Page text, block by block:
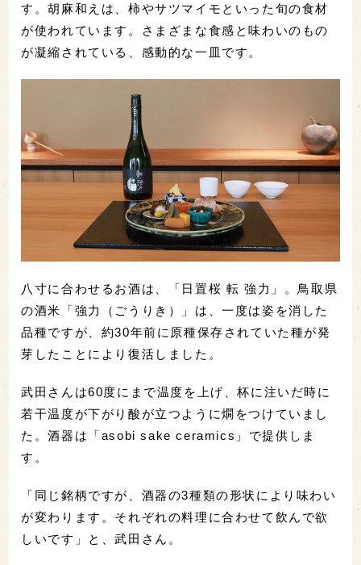
す。胡麻和えは、柿やサツマイモといった旬の食材
が使われています。さまざまな食感と味わいのもの
が凝縮されている、感動的な一皿です。
八寸に合わせるお酒は、「日置桜 転 強力」。鳥取県
の酒米「強力（ごうりき）」は、一度は姿を消した
品種ですが、約30年前に原種保存されていた種が発
芽したことにより復活しました。
武田さんは60度にまで温度を上げ、杯に注いだ時に
若干温度が下がり酸が立つように燗をつけていまし
た。酒器は「asobi sake ceramics」で提供しま
す。
「同じ銘柄ですが、酒器の3種類の形状により味わい
が変わります。それぞれの料理に合わせて飲んで欲
しいです」と、武田さん。